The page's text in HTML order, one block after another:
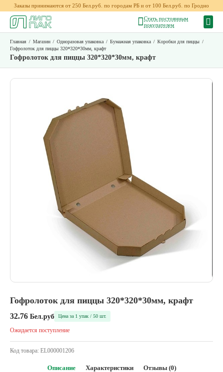
Заказы принимаются от 250 Бел.руб. по городам РБ и от 100 Бел.руб. по Гродно
Стать постоянным
покупателем
Главная / Магазин / Одноразовая упаковка / Бумажная упаковка / Коробки для пиццы /
Гофролоток для пиццы 320*320*30мм, крафт
Гофролоток для пиццы 320*320*30мм, крафт
Гофролоток для пиццы 320*320*30мм, крафт
32.76 Бел.руб Цена за 1 упак / 50 шт.
Ожидается поступление
Код товара: EL000001206
Описание Характеристики Отзывы (0)